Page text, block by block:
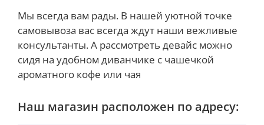
Мы всегда вам рады. В нашей уютной точке
самовывоза вас всегда ждут наши вежливые
консультанты. А рассмотреть девайс можно
сидя на удобном диванчике с чашечкой
ароматного кофе или чая
Наш магазин расположен по адресу: